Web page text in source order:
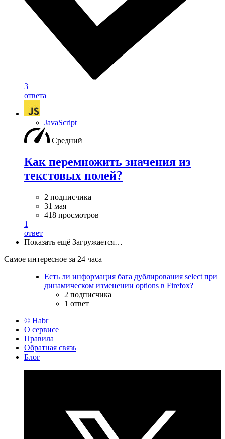
3
ответа
JavaScript
Средний
Как перемножить значения из
текстовых полей?
2 подписчика
31 мая
418 просмотров
1
ответ
Показать ещё Загружается…
Самое интересное за 24 часа
Есть ли информация бага дублирования select при
динамическом изменении options в Firefox?
2 подписчика
1 ответ
© Habr
О сервисе
Правила
Обратная связь
Блог